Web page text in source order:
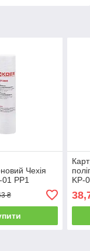
Чехія
PP1
₴
KP-